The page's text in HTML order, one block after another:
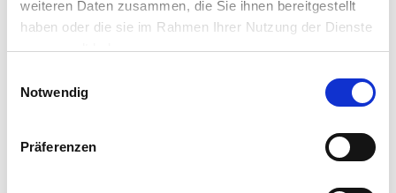
weiteren Daten zusammen, die Sie ihnen bereitgestellt
haben oder die sie im Rahmen Ihrer Nutzung der Dienste
gesammelt haben.
Notwendig
Präferenzen